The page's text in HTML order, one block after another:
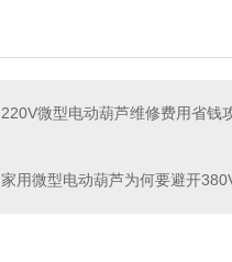
220V微型电动葫芦维修费用省钱
家用微型电动葫芦为何要避开